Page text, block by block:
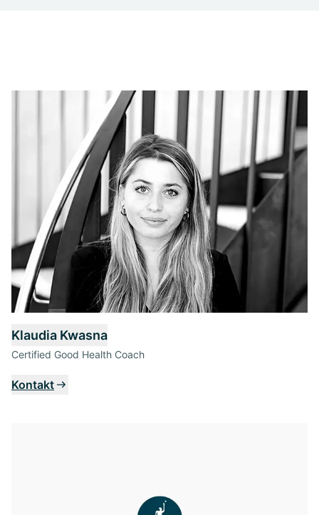
Klaudia Kwasna
Certified Good Health Coach
Kontakt